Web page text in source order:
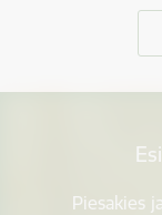
Piesakies